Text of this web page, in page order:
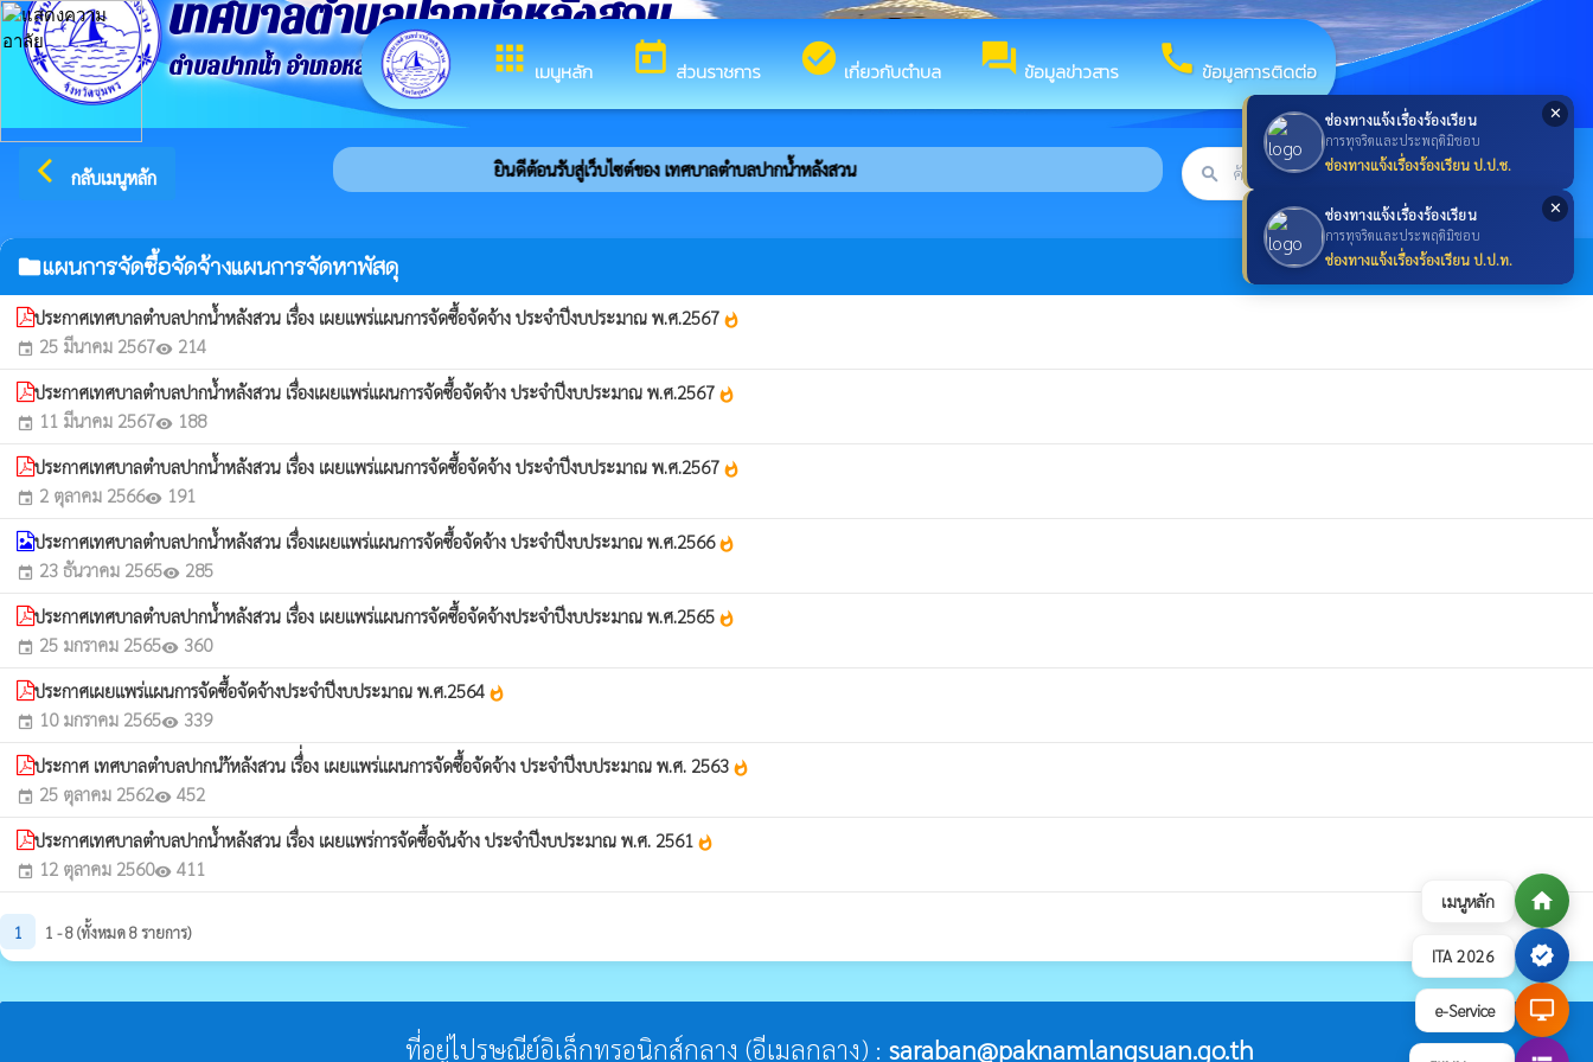
เมนูหลัก home
ITA 2026 verified
e-Service desktop_windows
✕
ช่องทางแจ้งเรื่องร้องเรียน
การทุจริตและประพฤติมิชอบ
ช่องทางแจ้งเรื่องร้องเรียน ป.ป.ช.
✕
ช่องทางแจ้งเรื่องร้องเรียน
การทุจริตและประพฤติมิชอบ
ช่องทางแจ้งเรื่องร้องเรียน ป.ป.ท.
appsเมนูหลัก todayส่วนราชการ check_circleเกี่ยวกับตำบล forumข้อมูลข่าวสาร callข้อมูลการติดต่อ
เทศบาลตำบลปากน้ำหลังสวน
ตำบลปากน้ำ อำเภอหลังสวน จังหวัดชุมพร
arrow_back_ios กลับเมนูหลัก ยินดีต้อนรับสู่เว็บไซต์ของ เทศบาลตำบลปากน้ำหลังสวน search searchค้นหา
folderแผนการจัดซื้อจัดจ้างแผนการจัดหาพัสดุ
ประกาศเทศบาลตำบลปากน้ำหลังสวน เรื่อง เผยแพร่แผนการจัดซื้อจัดจ้าง ประจำปีงบประมาณ พ.ศ.2567 whatshot
event 25 มีนาคม 2567visibility 214
ประกาศเทศบาลตำบลปากน้ำหลังสวน เรื่องเผยแพร่แผนการจัดซื้อจัดจ้าง ประจำปีงบประมาณ พ.ศ.2567 whatshot
event 11 มีนาคม 2567visibility 188
ประกาศเทศบาลตำบลปากน้ำหลังสวน เรื่อง เผยแพร่แผนการจัดซื้อจัดจ้าง ประจำปีงบประมาณ พ.ศ.2567 whatshot
event 2 ตุลาคม 2566visibility 191
ประกาศเทศบาลตำบลปากน้ำหลังสวน เรื่องเผยแพร่แผนการจัดซื้อจัดจ้าง ประจำปีงบประมาณ พ.ศ.2566whatshot
event 23 ธันวาคม 2565visibility 285
ประกาศเทศบาลตำบลปากน้ำหลังสวน เรื่อง เผยแพร่แผนการจัดซื้อจัดจ้างประจำปีงบประมาณ พ.ศ.2565 whatshot
event 25 มกราคม 2565visibility 360
ประกาศเผยแพร่แผนการจัดซื้อจัดจ้างประจำปีงบประมาณ พ.ศ.2564 whatshot
event 10 มกราคม 2565visibility 339
ประกาศ เทศบาลตำบลปากนำ้หลังสวน เรื่่อง เผยแพร่แผนการจัดซื้อจัดจ้าง ประจำปีงบประมาณ พ.ศ. 2563 whatshot
event 25 ตุลาคม 2562visibility 452
ประกาศเทศบาลตำบลปากน้ำหลังสวน เรื่อง เผยแพร่การจัดซื้อจันจ้าง ประจำปีงบประมาณ พ.ศ. 2561 whatshot
event 12 ตุลาคม 2560visibility 411
1 1 - 8 (ทั้งหมด 8 รายการ)
ที่อยู่ไปรษณีย์อิเล็กทรอนิกส์กลาง (อีเมลกลาง) : saraban@paknamlangsuan.go.th